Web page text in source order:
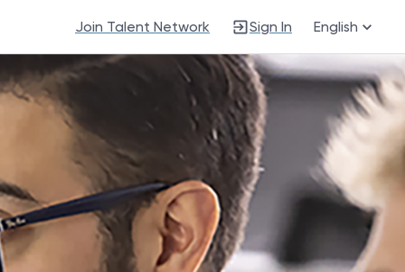
Join Talent Network Sign In English